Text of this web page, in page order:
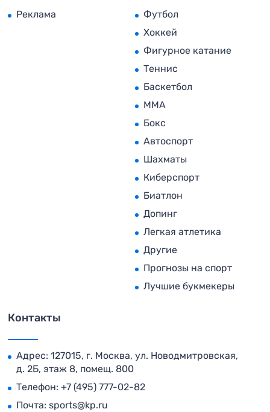
Реклама
Футбол
Хоккей
Фигурное катание
Теннис
Баскетбол
MMA
Бокс
Автоспорт
Шахматы
Киберспорт
Биатлон
Допинг
Легкая атлетика
Другие
Прогнозы на спорт
Лучшие букмекеры
Контакты
Адрес: 127015, г. Москва, ул. Новодмитровская,
д. 2Б, этаж 8, помещ. 800
Телефон: +7 (495) 777-02-82
Почта: sports@kp.ru